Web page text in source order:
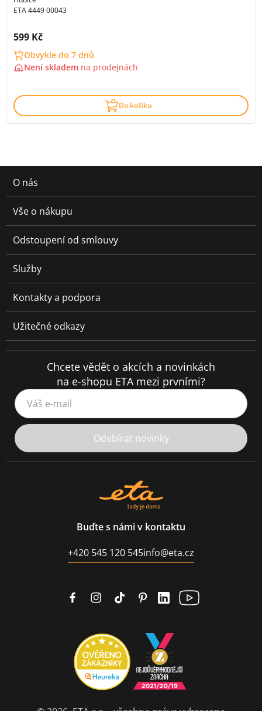
ETA 4449 00043
Cena s DPH:
599 Kč
Obvykle do 7 dnů
Není skladem na prodejnách
Do košíku
O nás
Vše o nákupu
Odstoupení od smlouvy
Služby
Kontakty a podpora
Užitečné odkazy
Chcete vědět o akcích a novinkách
na e-shopu ETA mezi prvními?
Váš e-mail
Odebírat novinky
Buďte s námi v kontaktu
+420 545 120 545info@eta.cz